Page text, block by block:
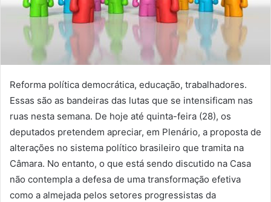
Reforma política democrática, educação, trabalhadores.
Essas são as bandeiras das lutas que se intensificam nas
ruas nesta semana. De hoje até quinta-feira (28), os
deputados pretendem apreciar, em Plenário, a proposta de
alterações no sistema político brasileiro que tramita na
Câmara. No entanto, o que está sendo discutido na Casa
não contempla a defesa de uma transformação efetiva
como a almejada pelos setores progressistas da